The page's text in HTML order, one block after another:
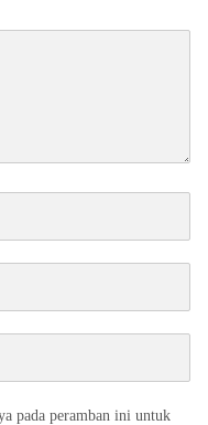
pada peramban ini untuk